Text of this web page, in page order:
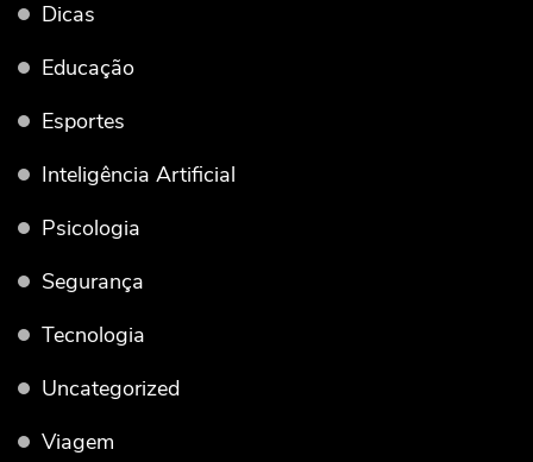
Dicas
Educação
Esportes
Inteligência Artificial
Psicologia
Segurança
Tecnologia
Uncategorized
Viagem